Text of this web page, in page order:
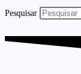
Pesquisar